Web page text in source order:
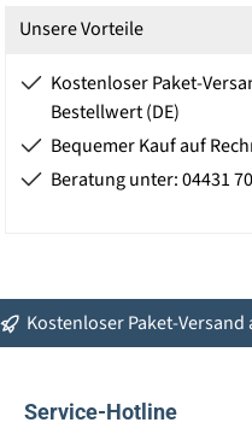
Unsere Vorteile
Kostenloser Paket-
Bestellwert (DE)
Bequemer Kauf auf
Beratung unter: 04431
Kostenloser Paket-Versand
Service-Hotline